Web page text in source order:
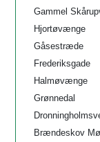
Gammel
Hjortøvænge
Gåsestræde
Frederiksgade
Halmøvænge
Grønnedal
Brændeskov